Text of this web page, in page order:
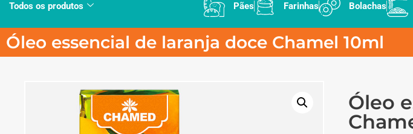
Todos os produtos Pães Farinhas Bolachas
Óleo essencial de laranja doce Chamel 10ml
Óleo